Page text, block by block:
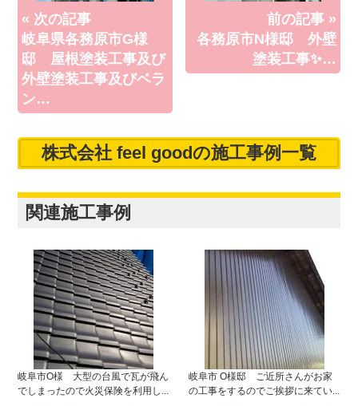
« 次の記事
岐阜県各務原市G様
邸 屋根塗装工事及び
外壁塗装工事及びベラ
ン…
前の記事 »
各務原市N様邸 外壁
塗装工事✨…
株式会社 feel goodの施工事例一覧
関連施工事例
岐阜市O様 大型の台風で瓦が飛ん
でしまったので火災保険を利用し...
岐阜市 O様邸 ご近所さんがお家
の工事をするのでご挨拶に来てい...